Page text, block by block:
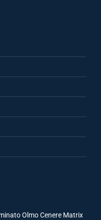
Olmo Cenere Matrix